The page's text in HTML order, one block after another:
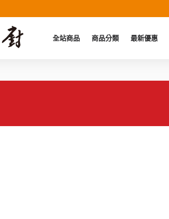
全站商品 商品分類 最新優惠